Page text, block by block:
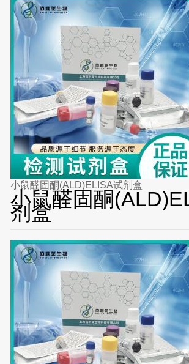
小鼠醛固酮(ALD)ELISA试剂盒
小鼠醛固酮
剂盒